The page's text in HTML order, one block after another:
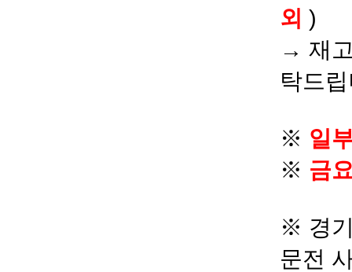
외 )
→ 재
탁드
※ 일
※ 금
※ 경
문전